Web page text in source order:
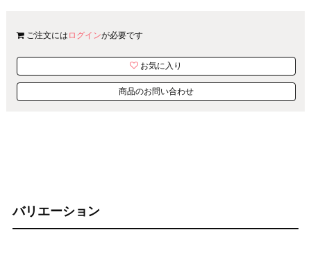
ご注文には ログインが必要です
お気に入り
商品のお問い合わせ
バリエーション